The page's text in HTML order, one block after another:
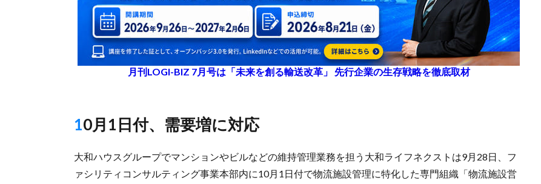
月刊LOGI-BIZ 7月号は「未来を創る輸送改革」 先行企業の生存戦略を徹底取材
10月1日付、需要増に対応
大和ハウスグループでマンションやビルなどの維持管理業務を担う大和ライフネクストは9月28日、フ
ァシリティコンサルティング事業本部内に10月1日付で物流施設管理に特化した専門組織「物流施設営